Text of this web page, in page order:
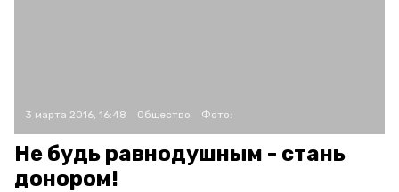
3 марта 2016, 16:48 Общество Фото:
Не будь равнодушным - стань
донором!